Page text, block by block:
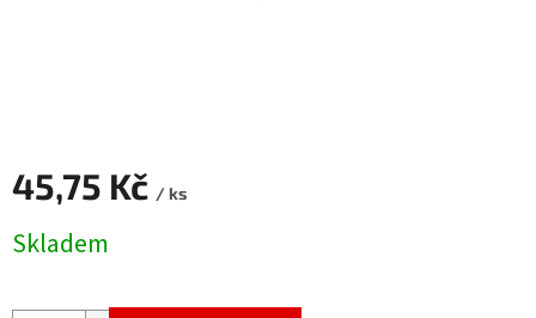
45,75 Kč / ks
cena:
Skladem